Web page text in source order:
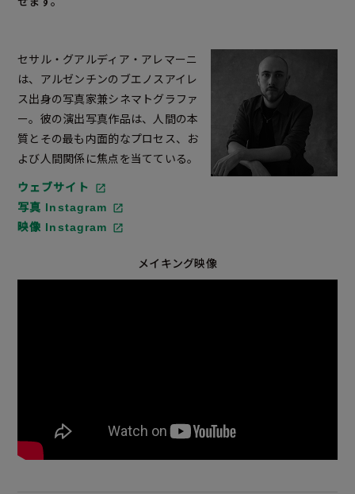
セサル・グアルディア・アレマーニ
は、アルゼンチンのブエノスアイレ
ス出身の写真家兼シネマトグラファ
ー。彼の演出写真作品は、人間の本
質とその最も内面的なプロセス、お
よび人間関係に焦点を当てている。
ウェブサイト
写真 Instagram
映像 Instagram
メイキング映像